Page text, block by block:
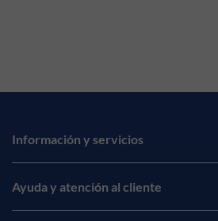
Información y servicios
Ayuda y atención al cliente